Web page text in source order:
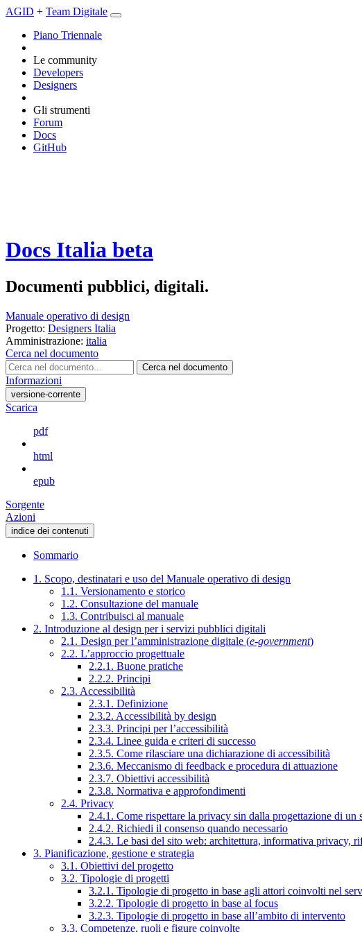
AGID + Team Digitale
Piano Triennale
Le community
Developers
Designers
Gli strumenti
Forum
Docs
GitHub
Docs Italia beta
Documenti pubblici, digitali.
Manuale operativo di design
Progetto: Designers Italia
Amministrazione: italia
Cerca nel documento
Cerca nel documento
Informazioni
versione-corrente
Scarica
pdf
html
epub
Sorgente
Azioni
indice dei contenuti
Sommario
1. Scopo, destinatari e uso del Manuale operativo di design
1.1. Versionamento e storico
1.2. Consultazione del manuale
1.3. Contribuisci al manuale
2. Introduzione al design per i servizi pubblici digitali
2.1. Design per l’amministrazione digitale (e-government)
2.2. L’approccio progettuale
2.2.1. Buone pratiche
2.2.2. Principi
2.3. Accessibilità
2.3.1. Definizione
2.3.2. Accessibilità by design
2.3.3. Principi per l’accessibilità
2.3.4. Linee guida e criteri di successo
2.3.5. Come rilasciare una dichiarazione di accessibilità
2.3.6. Meccanismo di feedback e procedura di attuazione
2.3.7. Obiettivi accessibilità
2.3.8. Normativa e approfondimenti
2.4. Privacy
2.4.1. Come rispettare la privacy sin dalla progettazione di un
2.4.2. Richiedi il consenso quando necessario
2.4.3. Le basi del sito web: architettura, informativa privacy,
3. Pianificazione, gestione e strategia
3.1. Obiettivi del progetto
3.2. Tipologie di progetti
3.2.1. Tipologie di progetto in base agli attori coinvolti nel
3.2.2. Tipologie di progetto in base al focus
3.2.3. Tipologie di progetto in base all’ambito di intervento
3.3. Competenze, ruoli e figure coinvolte